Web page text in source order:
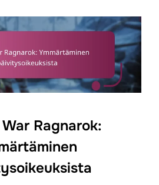
Ragnarok: